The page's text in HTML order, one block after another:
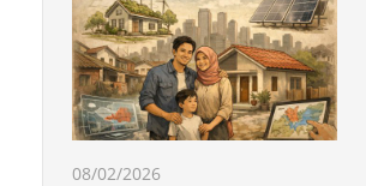
08/02/2026